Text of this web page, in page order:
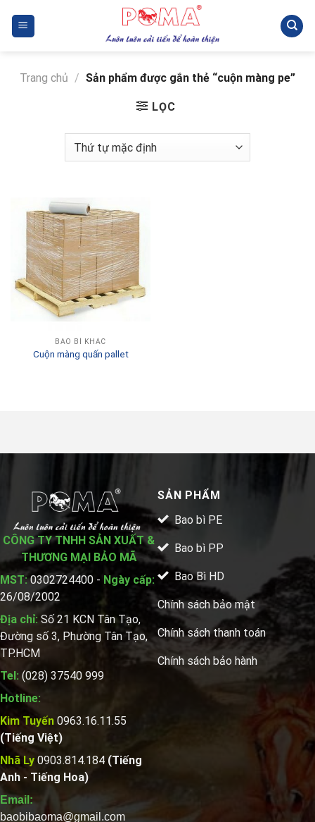
Trang chủ / Sản phẩm được gắn thẻ “cuộn màng pe”
LỌC
BAO BÌ KHÁC
Cuộn màng quấn pallet
CÔNG TY TNHH SẢN XUẤT &
THƯƠNG MẠI BẢO MÃ
MST:0302724400 - Ngày cấp:
26/08/2002
Địa chỉ: Số 21 KCN Tân Tạo,
Đường số 3, Phường Tân Tạo,
TP.HCM
Tel: (028) 37540 999
Hotline:
Kim Tuyến 0963.16.11.55
(Tiếng Việt)
Nhã Ly 0903.814.184 (Tiếng
Anh - Tiếng Hoa)
Email:
baobibaoma@gmail.com
SẢN PHẨM
Bao bì PE
Bao bì PP
Bao Bì HD
Chính sách bảo mật
Chính sách thanh toán
Chính sách bảo hành